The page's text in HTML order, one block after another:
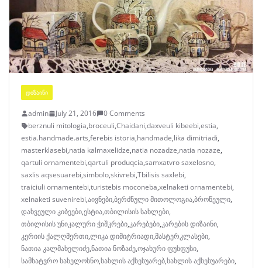
ᲓᲘᲖᲐᲘᲜᲘ
admin July 21, 2016
0 Comments
berznuli mitologia,broceuli,Chaidani,daxveuli kibeebi,estia,
estia.handmade.arts,ferebis istoria,handmade,lika dimitriadi,
masterklasebi,natia kalmaxelidze,natia nozadze,natia nozaze,
qartuli ornamentebi,qartuli produqcia,samxatvro saxelosno,
saxlis aqsesuarebi,simbolo,skivrebi,Tbilisis saxlebi,
traiciuli ornamentebi,turistebis moconeba,xelnaketi ornamentebi,
xelnaketi suvenirebi,აივნები,ბერძნული მითოლოგია,ბროწეული,
დახვეული კიბეები,ესტია,თბილისის სახლები,
თბილისის უნიკალური ჭიშკრები,კარებები,კარების დიზაინი,
კერიის ქალღმერთი,ლიკა დიმიტრიადი,მასტერკლასები,
ნათია კალმახელიძე,ნათია ნოზაძე,ოჯახური ფუსფუსი,
სამხატვრო სახელოსნო,სახლის აქსესუარებ,სახლის აქსესუარები,